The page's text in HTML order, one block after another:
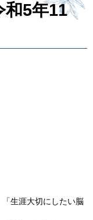
和5年11
生涯大切にしたい脳